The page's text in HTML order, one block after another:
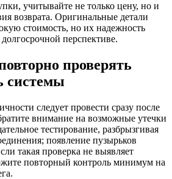
учитывайте не только цену, но и
возврата. Оригинальные детали
стоимость, но их надежность
перспективе.
проверять
системы
следует провести сразу после
внимание на возможные утечки
тестирование, разбрызгивая
появление пузырьков
такая проверка не выявляет
повторный контроль минимум на